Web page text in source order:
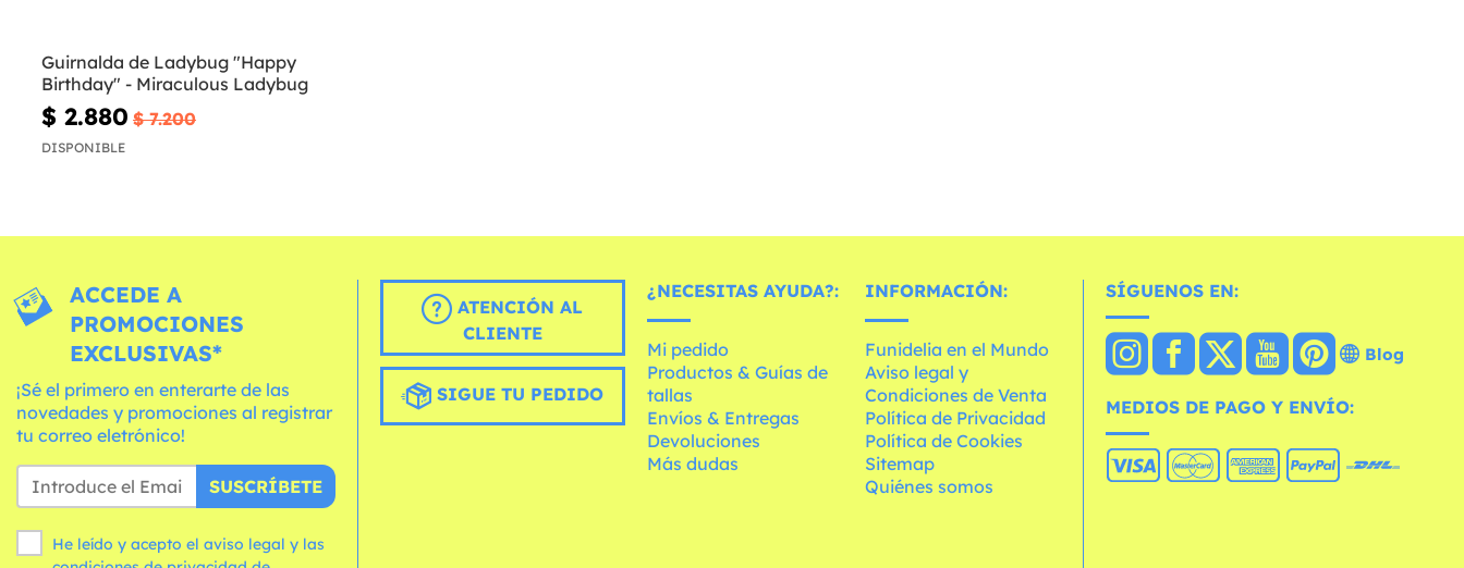
Guirnalda de Ladybug "Happy
Birthday" - Miraculous Ladybug
$ 2.880 $ 7.200
DISPONIBLE
ACCEDE A
PROMOCIONES
EXCLUSIVAS*
¡Sé el primero en enterarte de las
novedades y promociones al registrar
tu correo eletrónico!
SUSCRÍBETE
He leído y acepto el aviso legal y las
ATENCIÓN AL
CLIENTE
SIGUE TU PEDIDO
¿NECESITAS AYUDA?:
Mi pedido
Productos & Guías de
tallas
Envíos & Entregas
Devoluciones
Más dudas
INFORMACIÓN:
Funidelia en el Mundo
Aviso legal y
Condiciones de Venta
Política de Privacidad
Política de Cookies
Sitemap
Quiénes somos
SÍGUENOS EN:
Blog
MEDIOS DE PAGO Y ENVÍO: